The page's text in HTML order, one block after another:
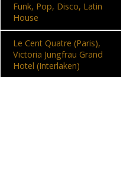
Funk, Pop, Disco, Latin
House
Le Cent Quatre (Paris),
Victoria Jungfrau Grand
Hotel (Interlaken)